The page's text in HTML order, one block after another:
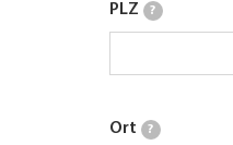
PLZ ?
Ort ?